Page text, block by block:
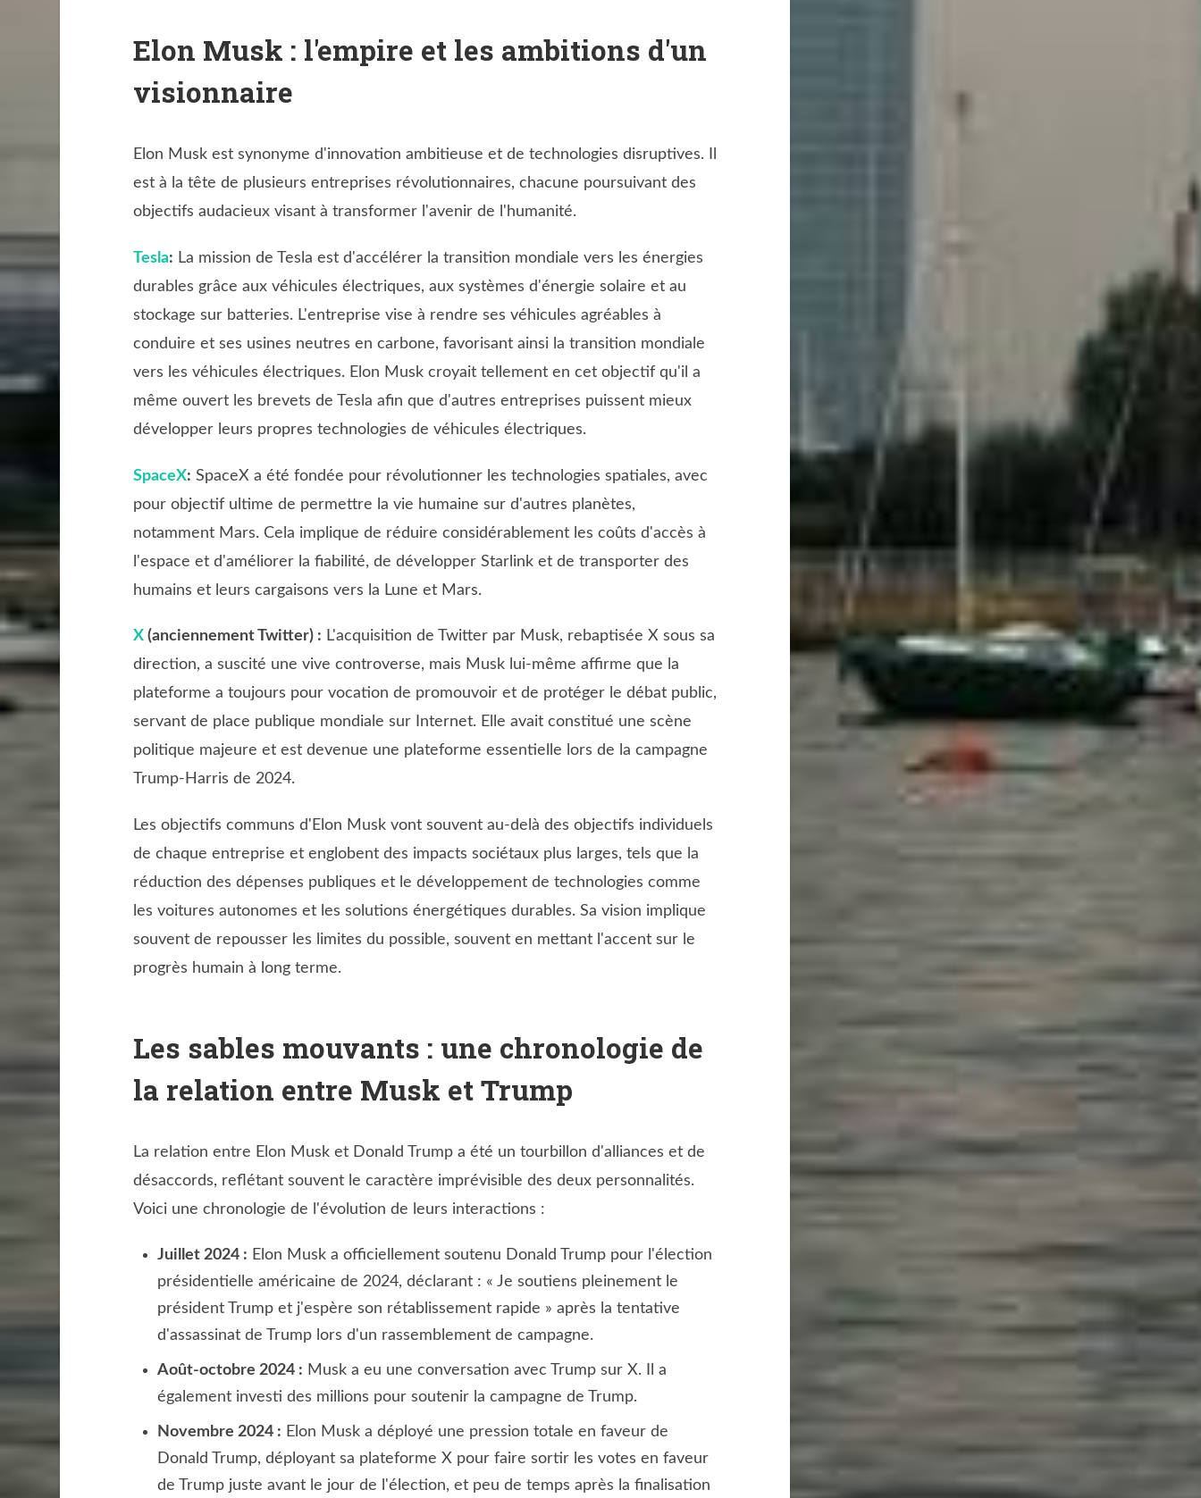
Elon Musk : l'empire et les ambitions d'un
visionnaire
Elon Musk est synonyme d'innovation ambitieuse et de technologies disruptives. Il
est à la tête de plusieurs entreprises révolutionnaires, chacune poursuivant des
objectifs audacieux visant à transformer l'avenir de l'humanité.
Tesla: La mission de Tesla est d'accélérer la transition mondiale vers les énergies
durables grâce aux véhicules électriques, aux systèmes d'énergie solaire et au
stockage sur batteries. L'entreprise vise à rendre ses véhicules agréables à
conduire et ses usines neutres en carbone, favorisant ainsi la transition mondiale
vers les véhicules électriques. Elon Musk croyait tellement en cet objectif qu'il a
même ouvert les brevets de Tesla afin que d'autres entreprises puissent mieux
développer leurs propres technologies de véhicules électriques.
SpaceX: SpaceX a été fondée pour révolutionner les technologies spatiales, avec
pour objectif ultime de permettre la vie humaine sur d'autres planètes,
notamment Mars. Cela implique de réduire considérablement les coûts d'accès à
l'espace et d'améliorer la fiabilité, de développer Starlink et de transporter des
humains et leurs cargaisons vers la Lune et Mars.
X(anciennement Twitter) : L'acquisition de Twitter par Musk, rebaptisée X sous sa
direction, a suscité une vive controverse, mais Musk lui-même affirme que la
plateforme a toujours pour vocation de promouvoir et de protéger le débat public,
servant de place publique mondiale sur Internet. Elle avait constitué une scène
politique majeure et est devenue une plateforme essentielle lors de la campagne
Trump-Harris de 2024.
Les objectifs communs d'Elon Musk vont souvent au-delà des objectifs individuels
de chaque entreprise et englobent des impacts sociétaux plus larges, tels que la
réduction des dépenses publiques et le développement de technologies comme
les voitures autonomes et les solutions énergétiques durables. Sa vision implique
souvent de repousser les limites du possible, souvent en mettant l'accent sur le
progrès humain à long terme.
Les sables mouvants : une chronologie de
la relation entre Musk et Trump
La relation entre Elon Musk et Donald Trump a été un tourbillon d'alliances et de
désaccords, reflétant souvent le caractère imprévisible des deux personnalités.
Voici une chronologie de l'évolution de leurs interactions :
Juillet 2024 : Elon Musk a officiellement soutenu Donald Trump pour l'élection
présidentielle américaine de 2024, déclarant : « Je soutiens pleinement le
président Trump et j'espère son rétablissement rapide » après la tentative
d'assassinat de Trump lors d'un rassemblement de campagne.
Août-octobre 2024 : Musk a eu une conversation avec Trump sur X. Il a
également investi des millions pour soutenir la campagne de Trump.
Novembre 2024 : Elon Musk a déployé une pression totale en faveur de
Donald Trump, déployant sa plateforme X pour faire sortir les votes en faveur
de Trump juste avant le jour de l'élection, et peu de temps après la finalisation